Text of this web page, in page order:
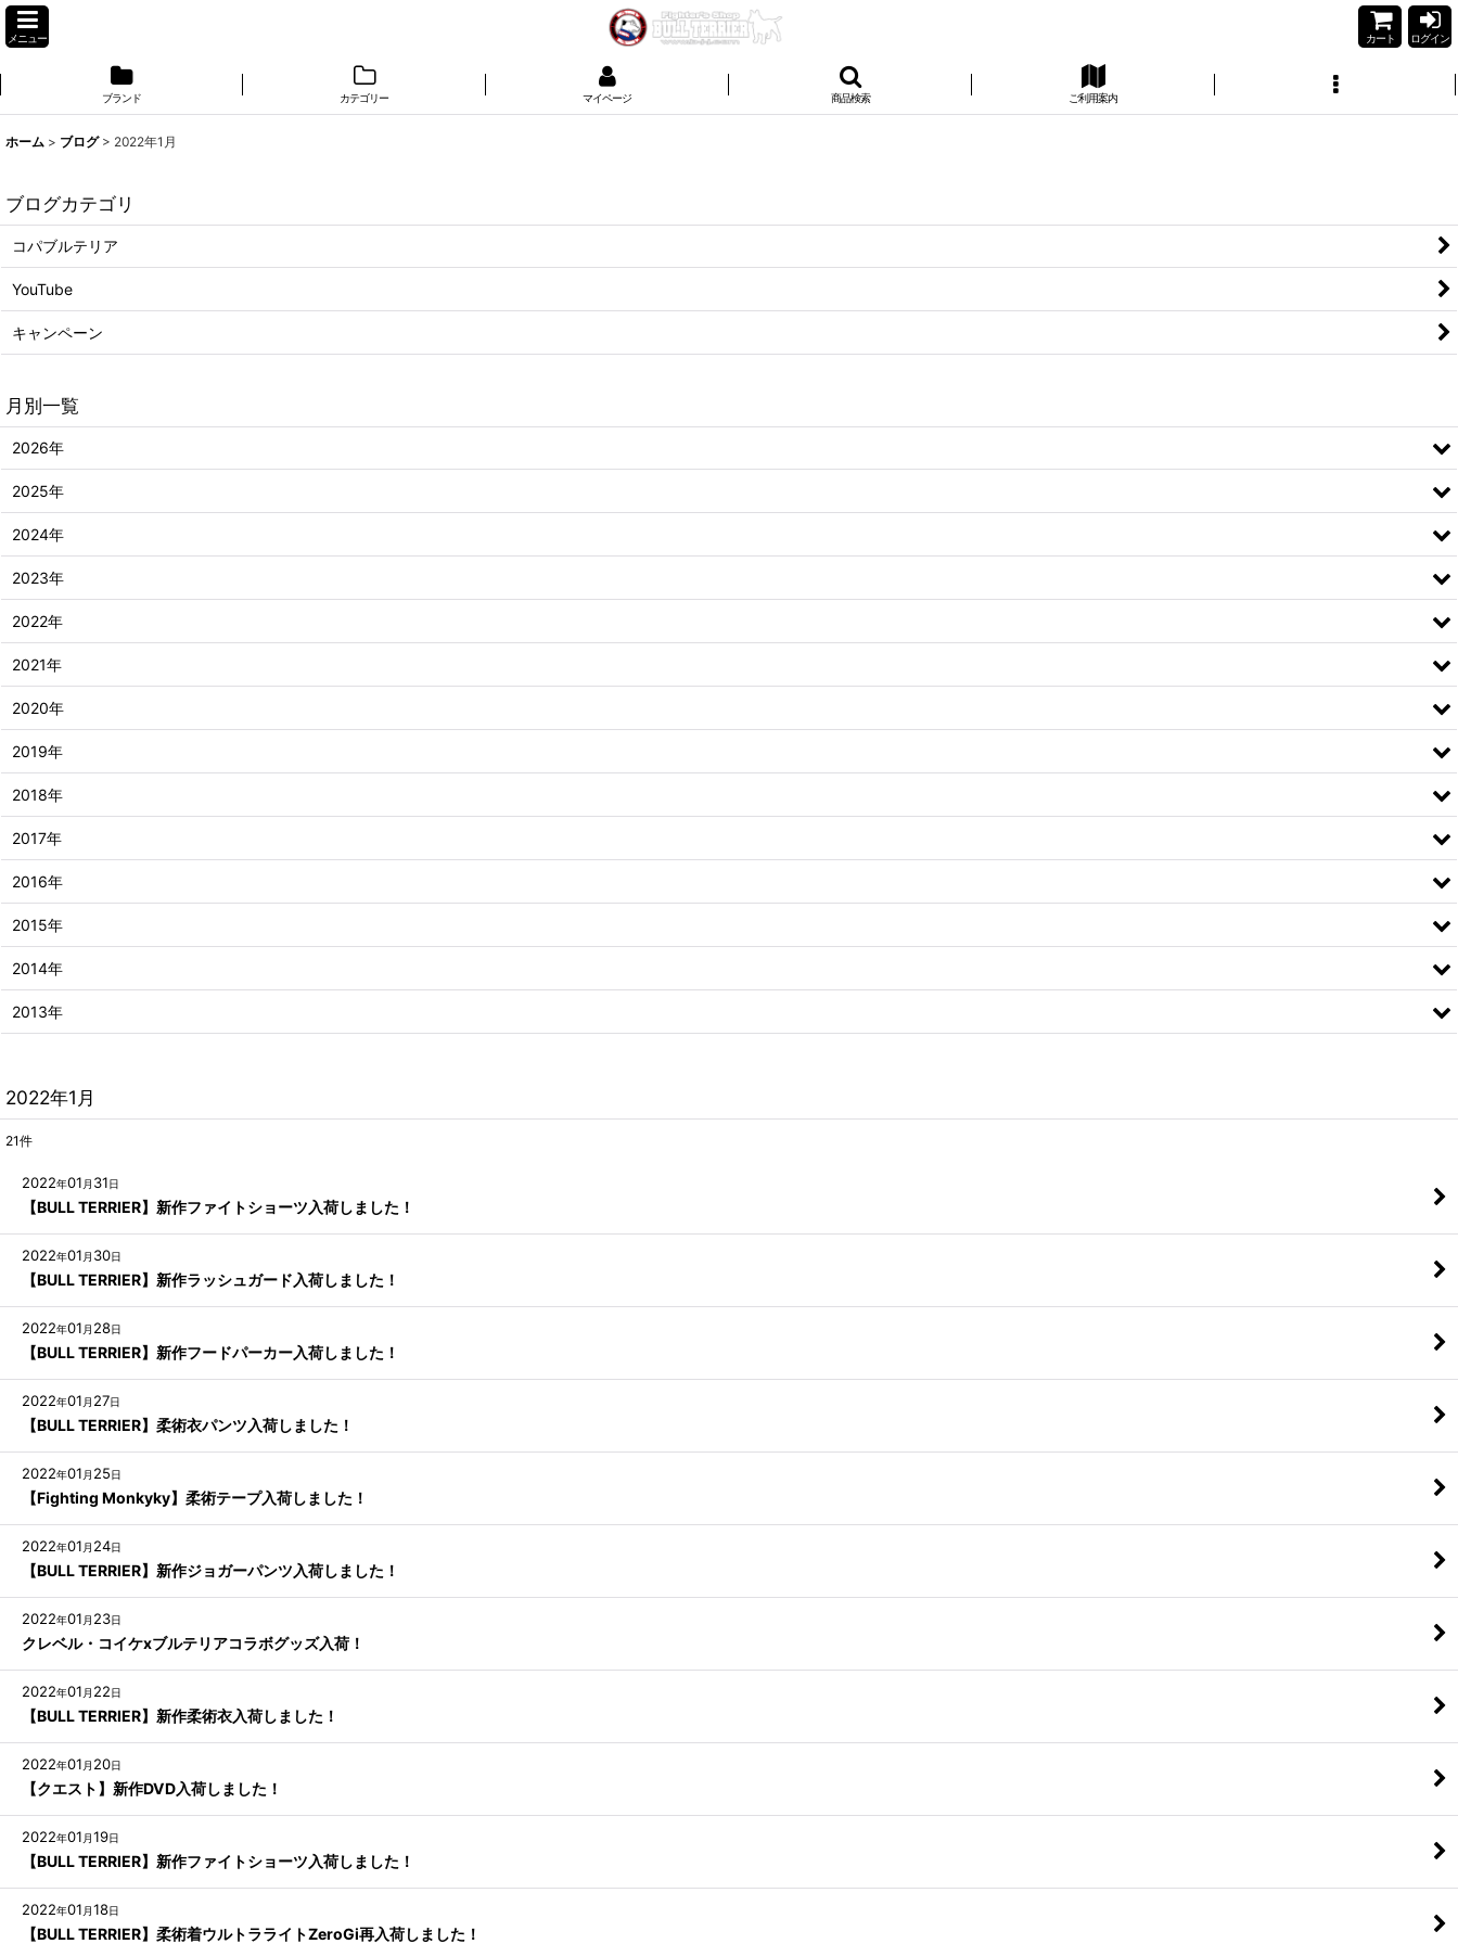
メニュー カート ログイン
ブランド カテゴリー マイページ 商品検索 ご利用案内
ホーム > ブログ > 2022年1月
2022年1月
21件
2022年01 月 31日
【BULL TERRIER】新作ファイトショーツ入荷しました！
2022年01 月 30日
【BULL TERRIER】新作ラッシュガード入荷しました！
2022年01 月 28日
【BULL TERRIER】新作フードパーカー入荷しました！
2022年01 月 27日
【BULL TERRIER】柔術衣パンツ入荷しました！
2022年01 月 25日
【Fighting Monkyky】柔術テープ入荷しました！
2022年01 月 24日
【BULL TERRIER】新作ジョガーパンツ入荷しました！
2022年01 月 23日
クレベル・コイケxブルテリアコラボグッズ入荷！
2022年01 月 22日
【BULL TERRIER】新作柔術衣入荷しました！
2022年01 月 20日
【クエスト】新作DVD入荷しました！
2022年01 月19日
【BULL TERRIER】新作ファイトショーツ入荷しました！
2022年01 月18日
【BULL TERRIER】柔術着ウルトラライトZeroGi再入荷しました！
ブログカテゴリ
コパブルテリア
YouTube
キャンペーン
月別一覧
2026年
2025年
2024年
2023年
2022年
2021年
2020年
2019年
2018年
2017年
2016年
2015年
2014年
2013年